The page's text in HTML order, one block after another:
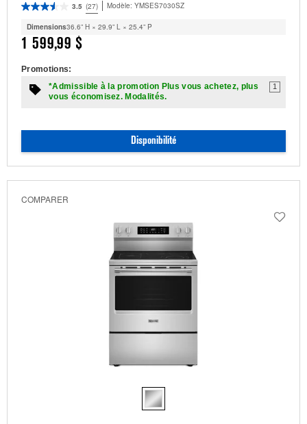
3.5 (27) Modèle: YMSES7030SZ
Dimensions36.6” H × 29.9” L × 25.4” P
1 599,99 $
Promotions:
*Admissible à la promotion Plus vous achetez, plus
vous économisez. Modalités.
1
Disponibilité
COMPARER